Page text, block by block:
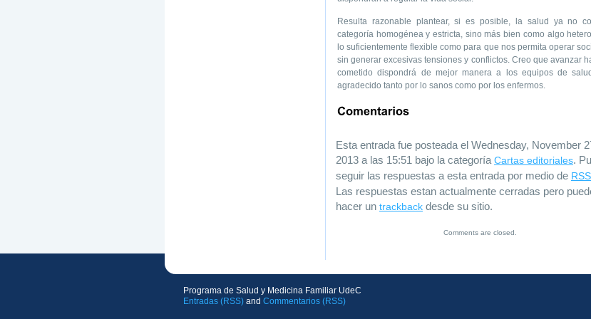
Resulta razonable plantear, si es posible, la salud ya no
categoría homogénea y estricta, sino más bien como algo
lo suficientemente flexible como para que nos permita operar
sin generar excesivas tensiones y conflictos. Creo que avanzar
cometido dispondrá de mejor manera a los equipos de
agradecido tanto por lo sanos como por los enfermos.
Esta entrada fue posteada el Wednesday, November
2013 a las 15:51 bajo la categoría Cartas editoriales.
seguir las respuestas a esta entrada por medio de
Las respuestas estan actualmente cerradas pero
hacer un trackback desde su sitio.
Comments are closed.
Programa de Salud y Medicina Familiar UdeC
Entradas (RSS) and Commentarios (RSS)